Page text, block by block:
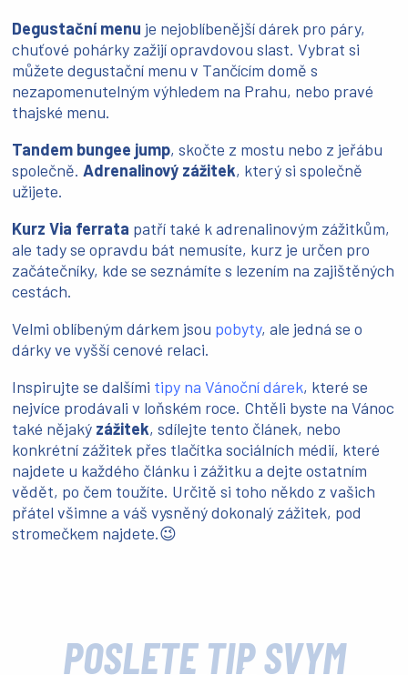
Degustační menu je nejoblíbenější dárek pro páry,
chuťové pohárky zažijí opravdovou slast. Vybrat si
můžete degustační menu v Tančícím domě s
nezapomenutelným výhledem na Prahu, nebo pravé
thajské menu.
Tandem bungee jump, skočte z mostu nebo z jeřábu
společně. Adrenalinový zážitek, který si společně
užijete.
Kurz Via ferrata patří také k adrenalinovým zážitkům,
ale tady se opravdu bát nemusíte, kurz je určen pro
začátečníky, kde se seznámíte s lezením na zajištěných
cestách.
Velmi oblíbeným dárkem jsou pobyty, ale jedná se o
dárky ve vyšší cenové relaci.
Inspirujte se dalšími tipy na Vánoční dárek, které se
nejvíce prodávali v loňském roce. Chtěli byste na Vánoc
také nějaký zážitek, sdílejte tento článek, nebo
konkrétní zážitek přes tlačítka sociálních médií, které
najdete u každého článku i zážitku a dejte ostatním
vědět, po čem toužíte. Určitě si toho někdo z vašich
přátel všimne a váš vysněný dokonalý zážitek, pod
stromečkem najdete.😉
POŠLETE TIP SVÝM